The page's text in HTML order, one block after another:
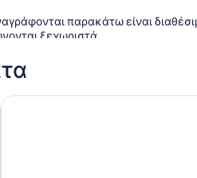
παρακάτω είναι
ξεχωριστά.
150m to the lake
ΝΕΟ - Wäschbach - μεγάλο